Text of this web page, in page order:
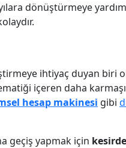
dönüştürmeye
ihtiyaç duyan biri
içeren daha
hesap makinesi gibi
geçiş yapmak için